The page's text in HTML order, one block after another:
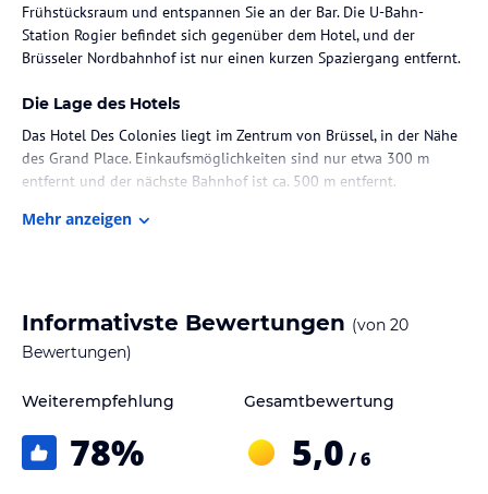
Frühstücksraum und entspannen Sie an der Bar. Die U-Bahn-
Station Rogier befindet sich gegenüber dem Hotel, und der
Brüsseler Nordbahnhof ist nur einen kurzen Spaziergang entfernt.
Die Lage des Hotels
Das Hotel Des Colonies liegt im Zentrum von Brüssel, in der Nähe
des Grand Place. Einkaufsmöglichkeiten sind nur etwa 300 m
entfernt und der nächste Bahnhof ist ca. 500 m entfernt.
Zimmer / Unterbringung im Hotel
ausgestattet. Jedes Zimmer verfügt über einen interaktiven
Flachbild-Sat-TV mit 40 Kanälen und einen Schreibtisch.
Gastronomie im Hotel
Frühstücksraum des Hotels serviert. Kostenloses WLAN ist im
gesamten Hotel verfügbar und ein Computer mit Internetzugang
Mehr anzeigen
Informativste Bewertungen (von 20
Bewertungen)
Weiterempfehlung
78%
Gesamtbewertung
5,0 / 6